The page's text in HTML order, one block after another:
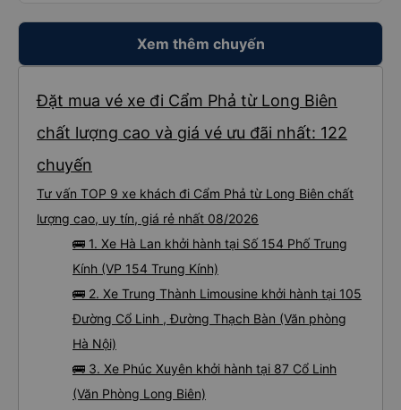
Xem thêm chuyến
Đặt mua vé xe đi Cẩm Phả từ Long Biên
chất lượng cao và giá vé ưu đãi nhất: 122
chuyến
Tư vấn TOP 9 xe khách đi Cẩm Phả từ Long Biên chất
lượng cao, uy tín, giá rẻ nhất 08/2026
🚌 1. Xe Hà Lan khởi hành tại Số 154 Phố Trung
Kính (VP 154 Trung Kính)
🚌 2. Xe Trung Thành Limousine khởi hành tại 105
Đường Cổ Linh , Đường Thạch Bàn (Văn phòng
Hà Nội)
🚌 3. Xe Phúc Xuyên khởi hành tại 87 Cổ Linh
(Văn Phòng Long Biên)